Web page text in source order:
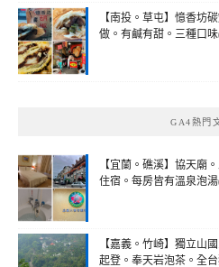
【南投。草屯】憶香坊
做。有鹹有甜。三種口
GA4熱門
【宜蘭。礁溪】協天廟
住宿。每房皆有溫泉泡
【嘉義。竹崎】獨立山
起登。奉天岩泡茶。全